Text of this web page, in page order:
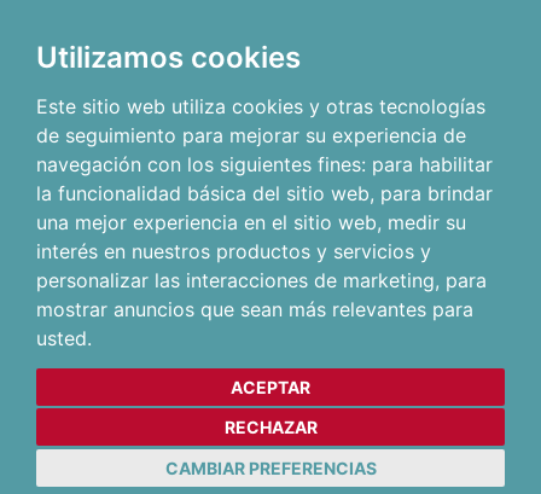
Utilizamos cookies
Este sitio web utiliza cookies y otras tecnologías
de seguimiento para mejorar su experiencia de
navegación con los siguientes fines: para habilitar
la funcionalidad básica del sitio web, para brindar
una mejor experiencia en el sitio web, medir su
interés en nuestros productos y servicios y
personalizar las interacciones de marketing, para
mostrar anuncios que sean más relevantes para
usted.
ACEPTAR
RECHAZAR
CAMBIAR PREFERENCIAS